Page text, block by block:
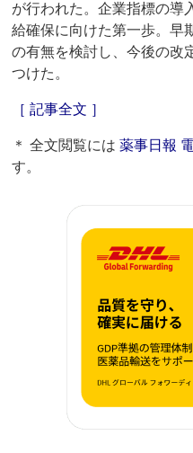
が行われた。企業指標の導
給確保に向けた第一歩。早
の有無を検討し、今後の改
つけた。
［ 記事全文 ］
＊ 全文閲覧には薬事日報
す。